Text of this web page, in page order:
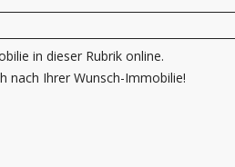
in dieser Rubrik online.
nach Ihrer Wunsch-Immobilie!